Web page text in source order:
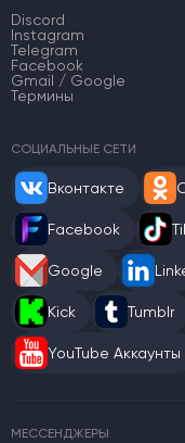
Discord
Instagram
Telegram
Facebook
Gmail / Google
Термины
СОЦИАЛЬНЫЕ СЕТИ
Вконтакте
Facebook
Google
Kick Tumblr
YouTube Аккаунты
МЕССЕНДЖЕРЫ